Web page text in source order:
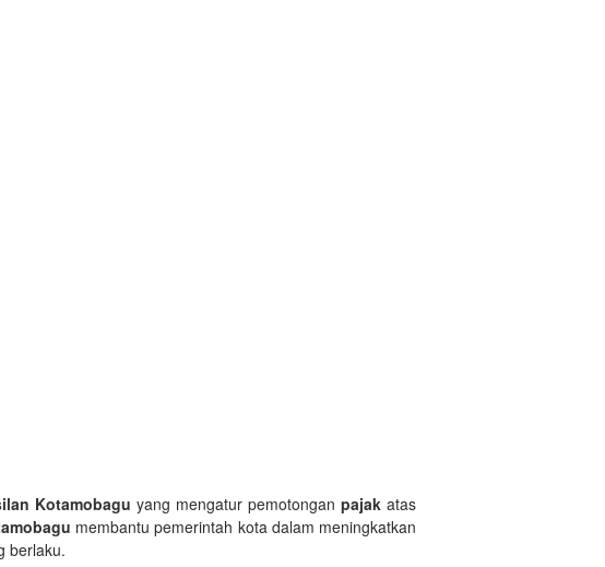
Kotamobagu yang mengatur pemotongan pajak atas
membantu pemerintah kota dalam meningkatkan
berlaku.